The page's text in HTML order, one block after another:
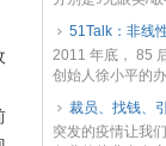
51Talk：非线
2011 年底， 85
创始人徐小平的
裁员、找钱、
突发的疫情让我